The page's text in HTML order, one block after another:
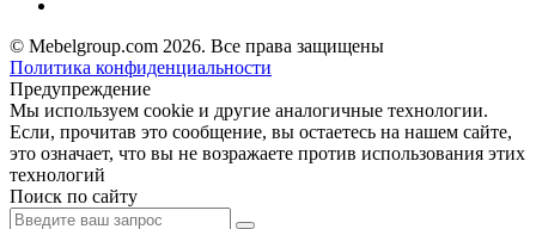
© Mebelgroup.com 2026. Все права защищены
Политика конфиденциальности
Предупреждение
Мы используем cookie и другие аналогичные технологии.
Если, прочитав это сообщение, вы остаетесь на нашем сайте,
это означает, что вы не возражаете против использования этих
технологий
Поиск по сайту